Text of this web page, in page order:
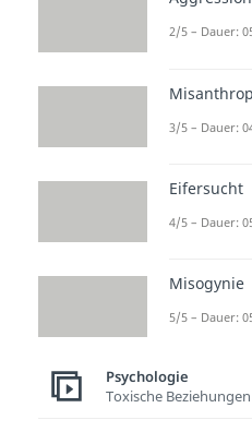
Weitere
Visuelle
Dauer: 04:46
Kognitive
Dauer: 05:37
Dauer: 04:04
Dauer: 05:11
2/5 – Dauer:
3/5 – Dauer:
Eifersucht
4/5 – Dauer:
Misogynie
5/5 – Dauer:
Psychologie
Toxische Beziehungen